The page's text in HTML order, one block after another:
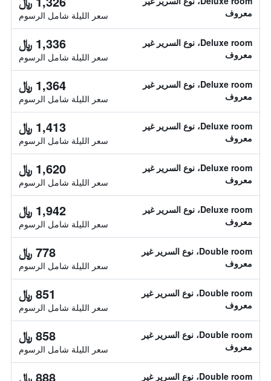
معروف
سعر الليلة شامل الرسوم
Deluxe room، نوع السرير غير
معروف
1,336 ﷼
سعر الليلة شامل الرسوم
Deluxe room، نوع السرير غير
معروف
1,364 ﷼
سعر الليلة شامل الرسوم
Deluxe room، نوع السرير غير
معروف
1,413 ﷼
سعر الليلة شامل الرسوم
Deluxe room، نوع السرير غير
معروف
1,620 ﷼
سعر الليلة شامل الرسوم
Deluxe room، نوع السرير غير
معروف
1,942 ﷼
سعر الليلة شامل الرسوم
Double room، نوع السرير غير
معروف
778 ﷼
سعر الليلة شامل الرسوم
Double room، نوع السرير غير
معروف
851 ﷼
سعر الليلة شامل الرسوم
Double room، نوع السرير غير
معروف
858 ﷼
سعر الليلة شامل الرسوم
Double room، نوع السرير غير
888 ﷼